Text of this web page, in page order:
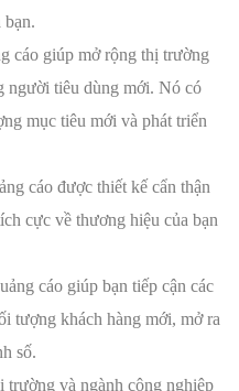
bạn.
cáo giúp mở rộng thị trường
người tiêu dùng mới. Nó có
mục tiêu mới và phát triển
cáo được thiết kế cẩn thận
cực về thương hiệu của bạn
cáo giúp bạn tiếp cận các
tượng khách hàng mới, mở ra
số.
trường và ngành công nghiệp